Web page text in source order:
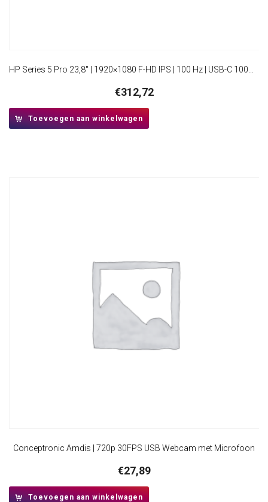
€312,72
Toevoegen aan winkelwagen
Conceptronic Amdis | 720p 30FPS USB Webcam met Microfoon
€27,89
Toevoegen aan winkelwagen